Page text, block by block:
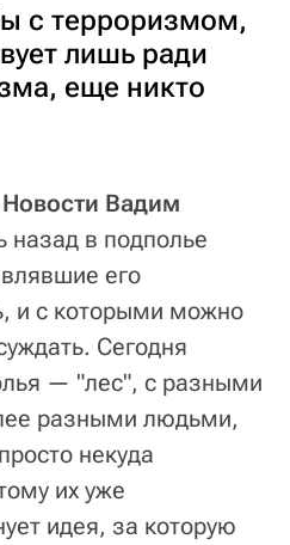
с терроризмом,
лишь ради
еще никто
Вадим
назад в подполье
его
и с которыми можно
Сегодня
— "лес", с разными
разными людьми,
некуда
их уже
идея, за которую